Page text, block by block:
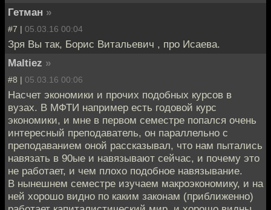
Гетман »
#7 | 05.03.16 00:04
Зря Вы так, Борис Витальевич , про Исаева.
Maltiez »
#8 | 05.03.16 00:06
Насчет экономики и прочих подобных курсов в
вузах. В МФТИ например есть годовой курс
экономики, и мне в первом семестре попался очень
интересный преподаватель, он параллельно с
преподаванием оной рассказывал, что нам пытались
навязать в 90ые и навязывают сейчас, и почему это
не работает, и чем плохо подобное навязывание.
В нынешнем семестре изучаем макроэкономику, и на
ней хорошо видно по каким законам (приближенно)